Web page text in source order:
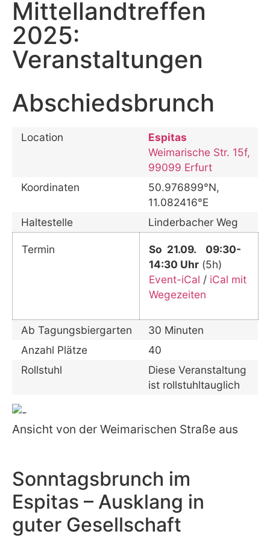
Mittellandtreffen
2025:
Veranstaltungen
Abschiedsbrunch
Location
Espitas
Weimarische Str. 15f,
99099 Erfurt
Koordinaten
50.976899°N,
11.082416°E
Haltestelle
Linderbacher Weg
Termin So 21.09.
09:30-
14:30 Uhr (5h)
Event-iCal / iCal mit
Wegezeiten
Ab Tagungsbiergarten
30 Minuten
Anzahl Plätze
40
Rollstuhl
Diese Veranstaltung
ist rollstuhltauglich
Ansicht von der Weimarischen Straße aus
Sonntagsbrunch im
Espitas – Ausklang in
guter Gesellschaft